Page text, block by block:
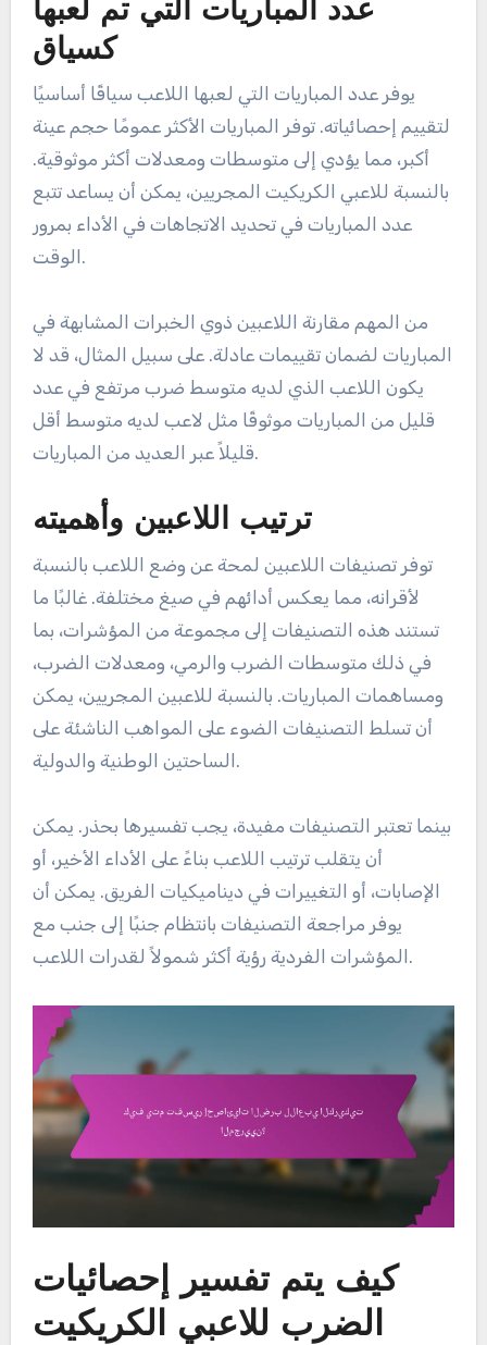
عدد المباريات التي تم لعبها
كسياق
يوفر عدد المباريات التي لعبها اللاعب سياقًا أساسيًا
لتقييم إحصائياته. توفر المباريات الأكثر عمومًا حجم عينة
أكبر، مما يؤدي إلى متوسطات ومعدلات أكثر موثوقية.
بالنسبة للاعبي الكريكيت المجريين، يمكن أن يساعد تتبع
عدد المباريات في تحديد الاتجاهات في الأداء بمرور
الوقت.
من المهم مقارنة اللاعبين ذوي الخبرات المشابهة في
المباريات لضمان تقييمات عادلة. على سبيل المثال، قد لا
يكون اللاعب الذي لديه متوسط ضرب مرتفع في عدد
قليل من المباريات موثوقًا مثل لاعب لديه متوسط أقل
قليلاً عبر العديد من المباريات.
ترتيب اللاعبين وأهميته
توفر تصنيفات اللاعبين لمحة عن وضع اللاعب بالنسبة
لأقرانه، مما يعكس أدائهم في صيغ مختلفة. غالبًا ما
تستند هذه التصنيفات إلى مجموعة من المؤشرات، بما
في ذلك متوسطات الضرب والرمي، ومعدلات الضرب،
ومساهمات المباريات. بالنسبة للاعبين المجريين، يمكن
أن تسلط التصنيفات الضوء على المواهب الناشئة على
الساحتين الوطنية والدولية.
بينما تعتبر التصنيفات مفيدة، يجب تفسيرها بحذر. يمكن
أن يتقلب ترتيب اللاعب بناءً على الأداء الأخير، أو
الإصابات، أو التغييرات في ديناميكيات الفريق. يمكن أن
يوفر مراجعة التصنيفات بانتظام جنبًا إلى جنب مع
المؤشرات الفردية رؤية أكثر شمولاً لقدرات اللاعب.
كيف يتم تفسير إحصائيات
الضرب للاعبي الكريكيت